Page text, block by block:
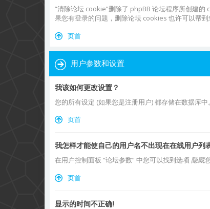
“清除论坛 cookie”删除了 phpBB 论坛程序所创建
果您有登录的问题，删除论坛 cookies 也许可以帮到
页首
用户参数和设置
我该如何更改设置？
您的所有设定 (如果您是注册用户) 都存储在数据库
页首
我怎样才能使自己的用户名不出现在在线用户列
在用户控制面板 “论坛参数” 中您可以找到选项 隐藏
页首
显示的时间不正确!